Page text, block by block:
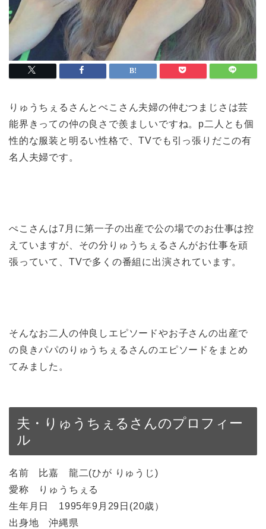
りゅうちぇるさんとぺこさん夫婦の仲むつまじさは芸
能界きっての仲の良さで羨ましいですね。p二人とも個
性的な服装と明るい性格で、TVでも引っ張りだこの有
名人夫婦です。
ぺこさんは7月に第一子の出産で公の場でのお仕事は控
えていますが、その分りゅうちぇるさんがお仕事を頑
張っていて、TVで多くの番組に出演されています。
そんなお二人の仲良しエピソードやお子さんの出産で
の良きパパのりゅうちぇるさんのエピソードをまとめ
てみました。
夫・りゅうちぇるさんのプロフィー
ル
名前 比嘉 龍二(ひが りゅうじ)
愛称 りゅうちぇる
生年月日 1995年9月29日(20歳）
出身地 沖縄県